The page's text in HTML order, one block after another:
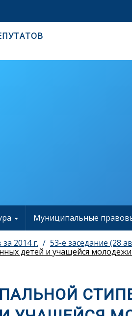
Муниципальные
2014 г.
53-е заседание (28
детей и учащейся